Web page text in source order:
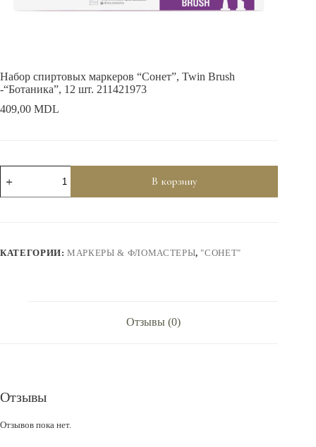
Набор спиртовых маркеров “Сонет”, Twin Brush
-“Ботаника”, 12 шт. 211421973
409,00 MDL
Количество
товара
Набор
Brush
В корзину
КАТЕГОРИИ:МАРКЕРЫ & ФЛОМАСТЕРЫ, "СОНЕТ"
Отзывы (0)
Отзывы
Отзывов пока нет.